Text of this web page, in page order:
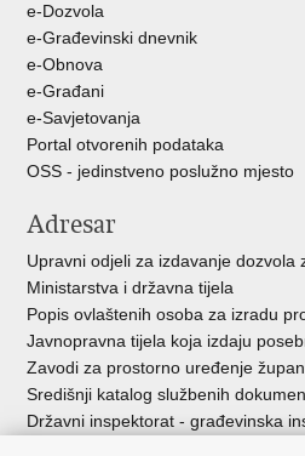
e-Dozvola
e-Građevinski dnevnik
e-Obnova
e-Građani
e-Savjetovanja
Portal otvorenih podataka
OSS - jedinstveno poslužno mjesto
Adresar
Upravni odjeli za izdavanje dozvola
Ministarstva i državna tijela
Popis ovlaštenih osoba za izradu
Javnopravna tijela koja izdaju
Zavodi za prostorno uređenje
Središnji katalog službenih
Državni inspektorat - građevinska